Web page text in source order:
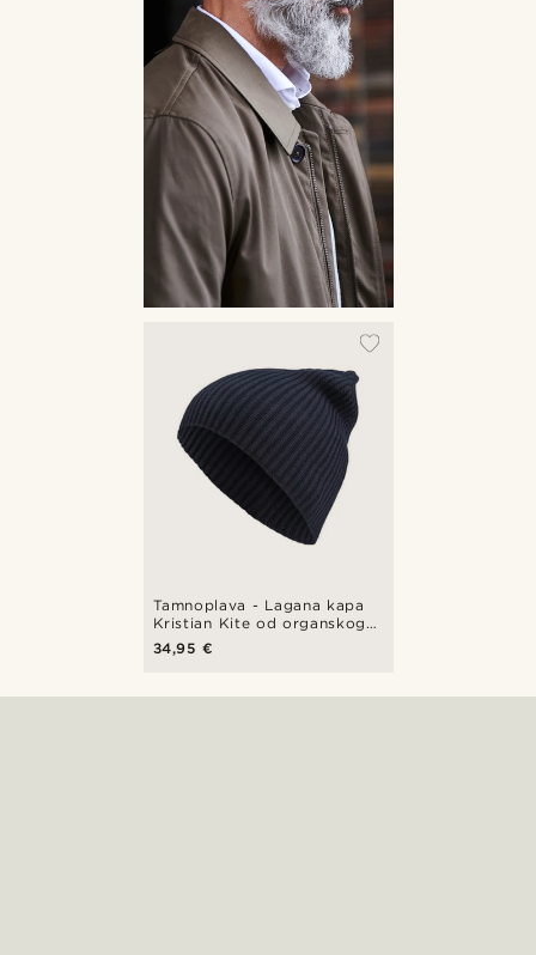
Tamnoplava - Lagana kapa
Kristian Kite od organskog
pamuka
34,95 €